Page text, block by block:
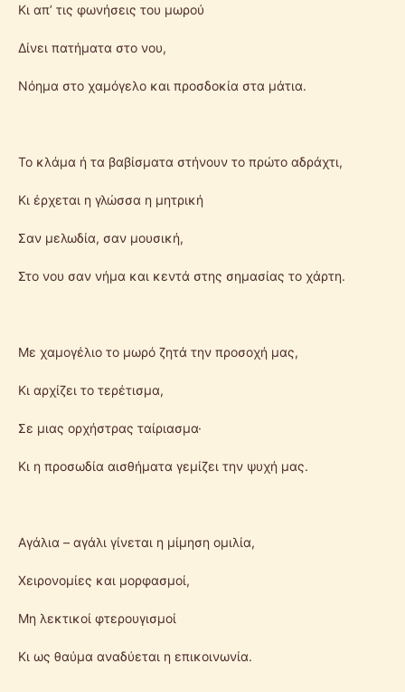
Κι απ’ τις φωνήσεις του μωρού
Δίνει πατήματα στο νου,
Νόημα στο χαμόγελο και προσδοκία στα μάτια.
Το κλάμα ή τα βαβίσματα στήνουν το πρώτο αδράχτι,
Κι έρχεται η γλώσσα η μητρική
Σαν μελωδία, σαν μουσική,
Στο νου σαν νήμα και κεντά στης σημασίας το χάρτη.
Με χαμογέλιο το μωρό ζητά την προσοχή μας,
Κι αρχίζει το τερέτισμα,
Σε μιας ορχήστρας ταίριασμα·
Κι η προσωδία αισθήματα γεμίζει την ψυχή μας.
Αγάλια – αγάλι γίνεται η μίμηση ομιλία,
Χειρονομίες και μορφασμοί,
Μη λεκτικοί φτερουγισμοί
Κι ως θαύμα αναδύεται η επικοινωνία.